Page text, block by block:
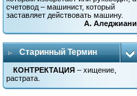
счетовод – машинист, который
заставляет действовать машину.
А. Аледжиани
Старинный Термин
КОНТРЕКТАЦИЯ – хищение,
растрата.